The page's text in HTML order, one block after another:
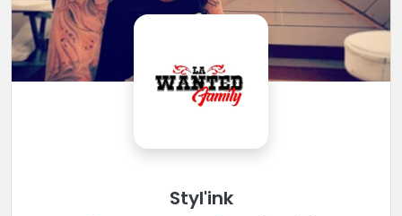
Styl'ink